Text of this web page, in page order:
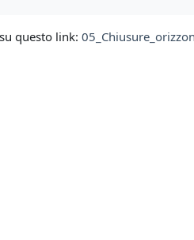
questo link: